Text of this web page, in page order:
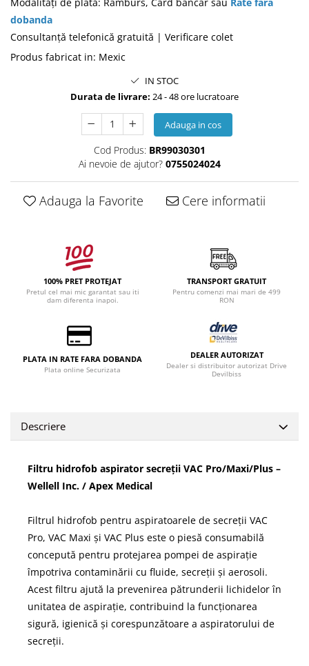
Modalităţi de plată: Ramburs, Card bancar sau Rate fara
dobanda
Consultanţă telefonică gratuită | Verificare colet
Produs fabricat in: Mexic
IN STOC
Durata de livrare: 24 - 48 ore lucratoare
Adauga in cos
Cod Produs: BR99030301
Ai nevoie de ajutor? 0755024024
Adauga la Favorite Cere informatii
100% PRET PROTEJAT
Pretul cel mai mic garantat sau iti
dam diferenta inapoi.
TRANSPORT GRATUIT
Pentru comenzi mai mari de 499
RON
PLATA IN RATE FARA DOBANDA
Plata online Securizata
DEALER AUTORIZAT
Dealer si distribuitor autorizat Drive
Devilbiss
Descriere
Filtru hidrofob aspirator secreții VAC Pro/Maxi/Plus –
Wellell Inc. / Apex Medical
Filtrul hidrofob pentru aspiratoarele de secreții VAC
Pro, VAC Maxi și VAC Plus este o piesă consumabilă
concepută pentru protejarea pompei de aspirație
împotriva contaminării cu fluide, secreții și aerosoli.
Acest filtru ajută la prevenirea pătrunderii lichidelor în
unitatea de aspirație, contribuind la funcționarea
sigură, igienică și corespunzătoare a aspiratorului de
secreții.